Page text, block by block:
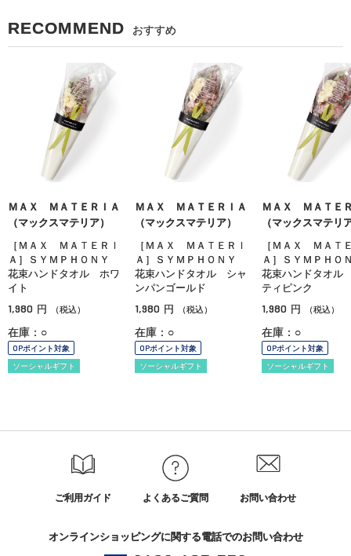
RECOMMEND おすすめ
ＭＡＸ ＭＡＴＥＲＩＡ
（マックスマテリア）
［ＭＡＸ ＭＡＴＥＲＩ
Ａ］ＳＹＭＰＨＯＮＹ
花束ハンドタオル ホワ
イト
1,980 円 （税込）
在庫：○
OPポイント対象
ソーシャルギフト
ＭＡＸ ＭＡＴＥＲＩＡ
（マックスマテリア）
［ＭＡＸ ＭＡＴＥＲＩ
Ａ］ＳＹＭＰＨＯＮＹ
花束ハンドタオル シャ
ンパンゴールド
1,980 円 （税込）
在庫：○
OPポイント対象
ソーシャルギフト
ＭＡＸ ＭＡＴＥ
（マックスマテリ
［ＭＡＸ ＭＡＴ
Ａ］ＳＹＭＰＨ
花束ハンドタオ
ティピンク
1,980 円 （税込）
在庫：○
OPポイント対象
ソーシャルギフト
ご利用ガイド よくあるご質問 お問い合わせ
オンラインショッピングに関する電話でのお問い合わせ